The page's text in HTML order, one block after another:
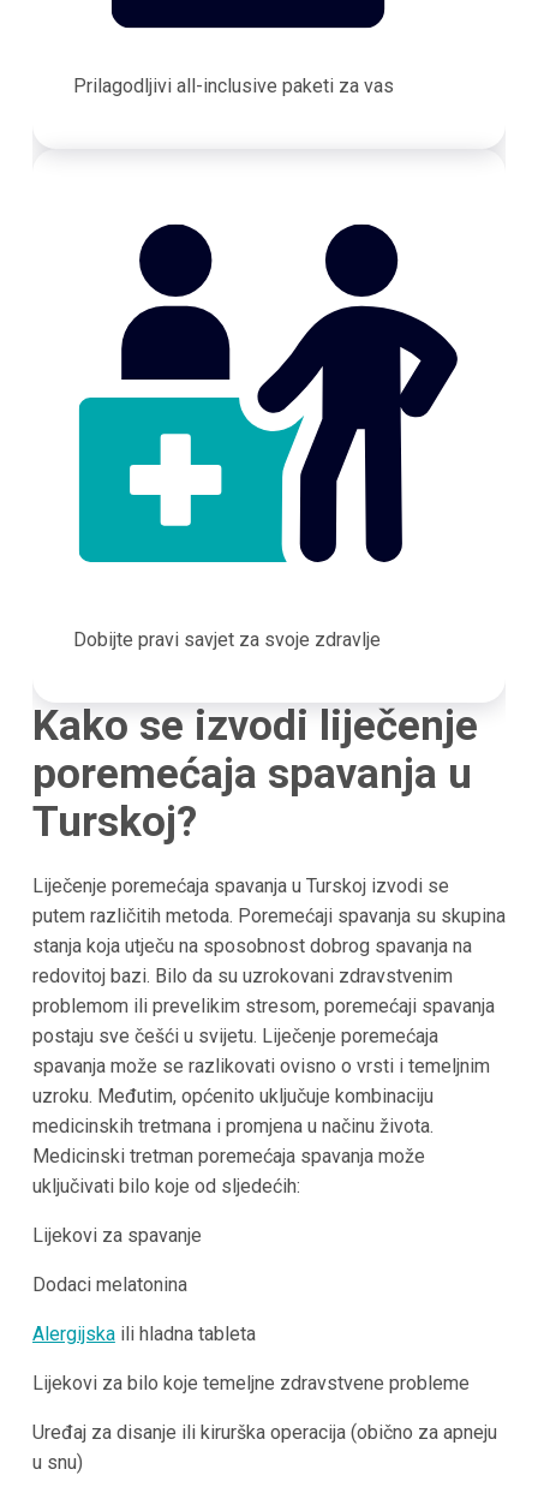
Prilagodljivi all-inclusive paketi za vas
Dobijte pravi savjet za svoje zdravlje
Kako se izvodi liječenje
poremećaja spavanja u
Turskoj?
Liječenje poremećaja spavanja u Turskoj izvodi se
putem različitih metoda. Poremećaji spavanja su skupina
stanja koja utječu na sposobnost dobrog spavanja na
redovitoj bazi. Bilo da su uzrokovani zdravstvenim
problemom ili prevelikim stresom, poremećaji spavanja
postaju sve češći u svijetu. Liječenje poremećaja
spavanja može se razlikovati ovisno o vrsti i temeljnim
uzroku. Međutim, općenito uključuje kombinaciju
medicinskih tretmana i promjena u načinu života.
Medicinski tretman poremećaja spavanja može
uključivati bilo koje od sljedećih:
Lijekovi za spavanje
Dodaci melatonina
Alergijskaili hladna tableta
Lijekovi za bilo koje temeljne zdravstvene probleme
Uređaj za disanje ili kirurška operacija (obično za apneju
u snu)